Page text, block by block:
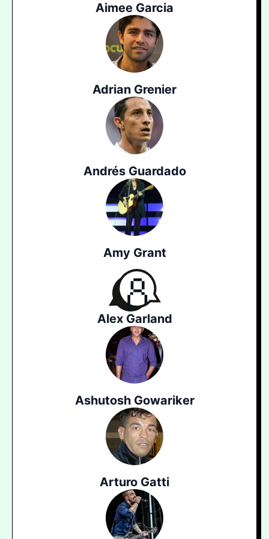
Aimee Garcia
Adrian Grenier
Andrés Guardado
Amy Grant
Alex Garland
Ashutosh Gowariker
Arturo Gatti